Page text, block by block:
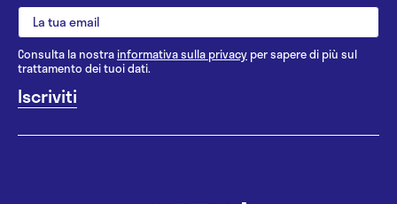
Consulta la nostrainformativa sulla privacy per sapere di più sul
trattamento dei tuoi dati.